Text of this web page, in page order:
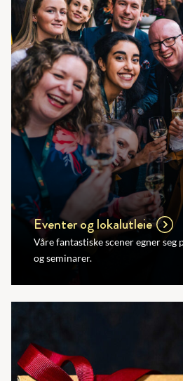
Eventer og lokalutleie
Våre fantastiske scener egner
og seminarer.